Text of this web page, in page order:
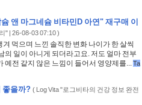
앤 마그네슘 비타민D 아연" 재구매 이
"| 26-08-03 07:10 )
먹으며 느낀 솔직한 변화 나이가 한 살씩
의 일이 아니게 되더라고요. 저도 얼마 전부
예전 같지 않은 느낌이 들어서 영양제를...Ta
좋을까? ( Log Vita "로그비타의 건강 정보 완전